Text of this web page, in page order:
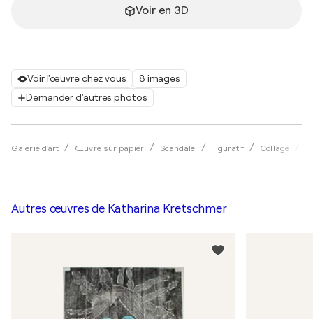
Voir l'œuvre chez vous
8 images
Demander d'autres photos
Galerie d'art Œuvre sur papier Scandale Figuratif Collage
Voir en 3D
Autres œuvres de Katharina Kretschmer